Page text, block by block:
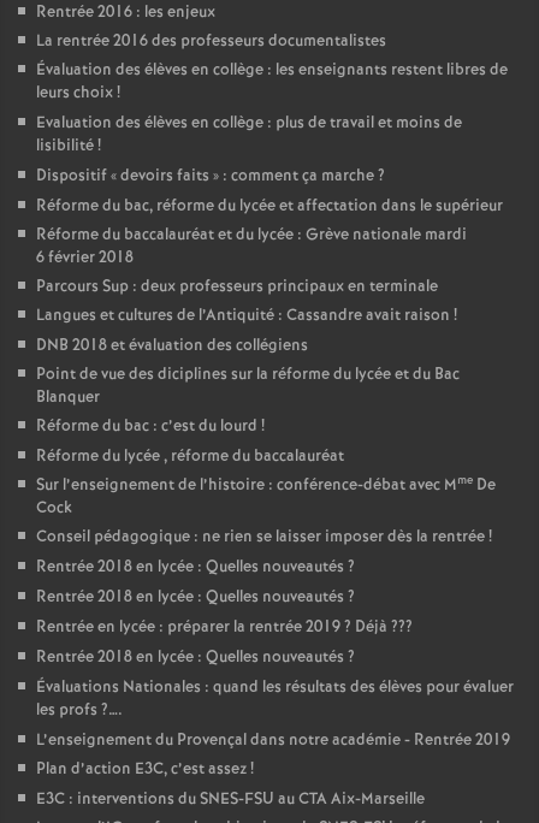
Rentrée 2016 : les enjeux
La rentrée 2016 des professeurs documentalistes
Évaluation des élèves en collège : les enseignants restent libres de
leurs choix!
Evaluation des élèves en collège : plus de travail et moins de
lisibilité!
Dispositif «devoirs faits » : comment ça marche?
Réforme du bac, réforme du lycée et affectation dans le supérieur
Réforme du baccalauréat et du lycée : Grève nationale mardi
6 février 2018
Parcours Sup : deux professeurs principaux en terminale
Langues et cultures de l’Antiquité : Cassandre avait raison !
DNB 2018 et évaluation des collégiens
Point de vue des diciplines sur la réforme du lycée et du Bac
Blanquer
Réforme du bac : c’est du lourd !
Réforme du lycée , réforme du baccalauréat
Sur l’enseignement de l’histoire : conférence-débat avec Mme De
Cock
Conseil pédagogique : ne rien se laisser imposer dès la rentrée!
Rentrée 2018 en lycée : Quelles nouveautés ?
Rentrée 2018 en lycée : Quelles nouveautés ?
Rentrée en lycée : préparer la rentrée 2019? Déjà ???
Rentrée 2018 en lycée : Quelles nouveautés ?
Évaluations Nationales : quand les résultats des élèves pour évaluer
les profs ?….
L’enseignement du Provençal dans notre académie - Rentrée 2019
Plan d’action E3C, c’est assez!
E3C : interventions du SNES-FSU au CTA Aix-Marseille